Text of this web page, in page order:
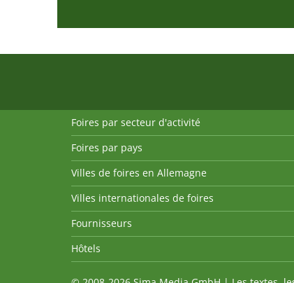
Foires par secteur d'activité
Foires par pays
Villes de foires en Allemagne
Villes internationales de foires
Fournisseurs
Hôtels